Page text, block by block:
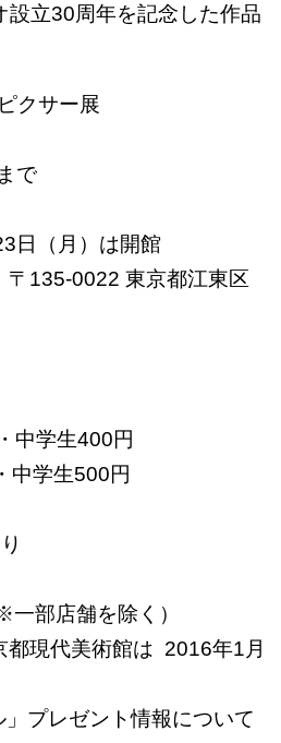
立30周年を記念した作品
クサー展
で
日（月）は開館
135-0022 東京都江東区
中学生400円
中学生500円
部店舗を除く）
都現代美術館は 2016年1月
プレゼント情報について